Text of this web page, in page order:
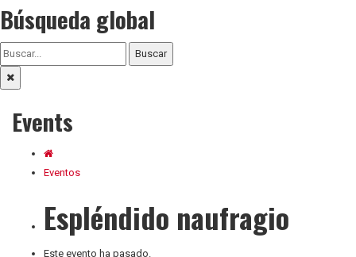
Búsqueda global
Buscar
Events
Eventos
Espléndido naufragio
Este evento ha pasado.